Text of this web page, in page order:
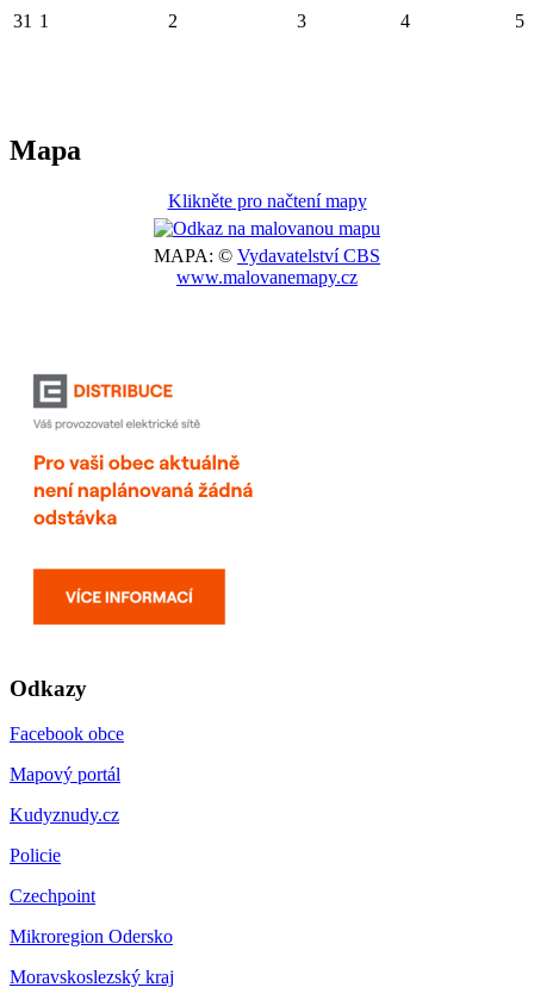
31 1 2 3 4 5
Mapa
Klikněte pro načtení mapy
MAPA: © Vydavatelství CBS
www.malovanemapy.cz
Odkazy
Facebook obce
Mapový portál
Kudyznudy.cz
Policie
Czechpoint
Mikroregion Odersko
Moravskoslezský kraj